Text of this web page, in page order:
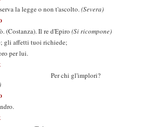
la legge o non t'ascolto.(Severa)
(Costanza). Il re d'Epiro (Si ricompone)
gli affetti tuoi richiede;
per lui.
chi gl'implori?